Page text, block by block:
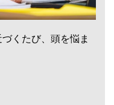
くたび、頭を悩ま